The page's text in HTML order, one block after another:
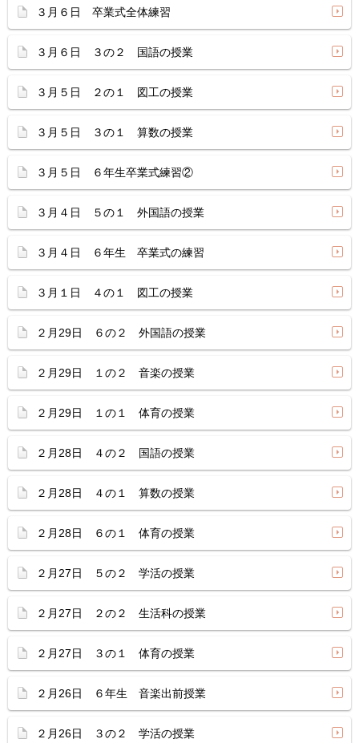
３月６日 卒業式全体練習
３月６日 ３の２ 国語の授業
３月５日 ２の１ 図工の授業
３月５日 ３の１ 算数の授業
３月５日 ６年生卒業式練習②
３月４日 ５の１ 外国語の授業
３月４日 ６年生 卒業式の練習
３月１日 ４の１ 図工の授業
２月29日 ６の２ 外国語の授業
２月29日 １の２ 音楽の授業
２月29日 １の１ 体育の授業
２月28日 ４の２ 国語の授業
２月28日 ４の１ 算数の授業
２月28日 ６の１ 体育の授業
２月27日 ５の２ 学活の授業
２月27日 ２の２ 生活科の授業
２月27日 ３の１ 体育の授業
２月26日 ６年生 音楽出前授業
２月26日 ３の２ 学活の授業